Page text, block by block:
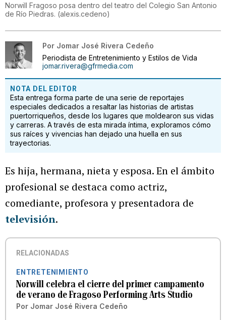
Norwill Fragoso posa dentro del teatro del Colegio San Antonio
de Río Piedras. (alexis.cedeno)
Por Jomar José Rivera Cedeño
Periodista de Entretenimiento y Estilos de Vida
jomar.rivera@gfrmedia.com
NOTA DEL EDITOR
Esta entrega forma parte de una serie de reportajes
especiales dedicados a resaltar las historias de artistas
puertorriqueños, desde los lugares que moldearon sus vidas
y carreras. A través de esta mirada íntima, exploramos cómo
sus raíces y vivencias han dejado una huella en sus
trayectorias.
Es hija, hermana, nieta y esposa. En el ámbito
profesional se destaca como actriz,
comediante, profesora y presentadora de
televisión.
RELACIONADAS
ENTRETENIMIENTO
Norwill celebra el cierre del primer campamento
de verano de Fragoso Performing Arts Studio
Por Jomar José Rivera Cedeño